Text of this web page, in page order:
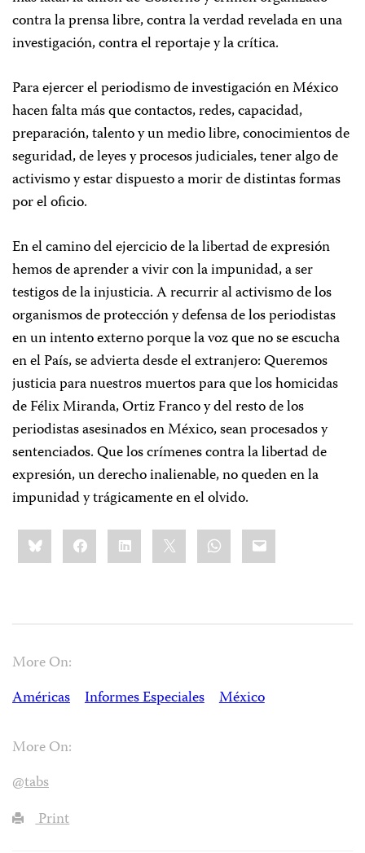
contra la prensa libre, contra la verdad revelada en una
investigación, contra el reportaje y la crítica.
Para ejercer el periodismo de investigación en México
hacen falta más que contactos, redes, capacidad,
preparación, talento y un medio libre, conocimientos de
seguridad, de leyes y procesos judiciales, tener algo de
activismo y estar dispuesto a morir de distintas formas
por el oficio.
En el camino del ejercicio de la libertad de expresión
hemos de aprender a vivir con la impunidad, a ser
testigos de la injusticia. A recurrir al activismo de los
organismos de protección y defensa de los periodistas
en un intento externo porque la voz que no se escucha
en el País, se advierta desde el extranjero: Queremos
justicia para nuestros muertos para que los homicidas
de Félix Miranda, Ortiz Franco y del resto de los
periodistas asesinados en México, sean procesados y
sentenciados. Que los crímenes contra la libertad de
expresión, un derecho inalienable, no queden en la
impunidad y trágicamente en el olvido.
Share
this:BlueskyFacebookLinkedIn WhatsApp
Email
More On:
Américas
Informes Especiales México
More On:
@tabs
Print